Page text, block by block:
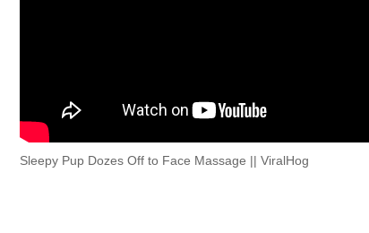
Sleepy Pup Dozes Off to Face Massage || ViralHog